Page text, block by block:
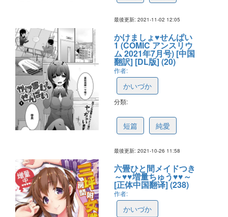
最後更新: 2021-11-02 12:05
かけましょ♥せんぱい
1 (COMIC アンスリウ
ム 2021年7月号) [中国
翻訳] [DL版] (20)
作者:
かいづか
分類:
短篇 純愛
最後更新: 2021-10-26 11:58
六畳ひと間メイドつき
～♥♥増量ちゅう♥♥～
[正体中国翻译] (238)
作者:
かいづか